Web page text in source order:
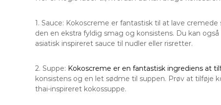
1. Sauce: Kokoscreme er fantastisk til at lave
den en ekstra fyldig smag og konsistens. Du kan
asiatisk inspireret sauce til nudler eller risretter.
2. Suppe: Kokoscreme er en fantastisk ingrediens at
konsistens og en let sødme til suppen. Prøv at tilføje
thai-inspireret kokossuppe.